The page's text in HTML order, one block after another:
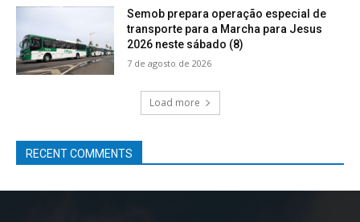
Semob prepara operação especial de
transporte para a Marcha para Jesus
2026 neste sábado (8)
7 de agosto de 2026
Load more
RECENT COMMENTS